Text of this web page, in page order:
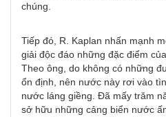
chúng.
Tiếp đó, R. Kaplan nhấn mạnh
giải độc đáo những đặc điểm
Theo ông, do không có những
ổn định, nên nước này rơi vào
nước láng giềng. Đã mấy trăm
sở hữu những cảng biển nước